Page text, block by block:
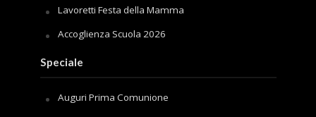
Lavoretti Festa della Mamma
Accoglienza Scuola 2026
Speciale
Auguri Prima Comunione